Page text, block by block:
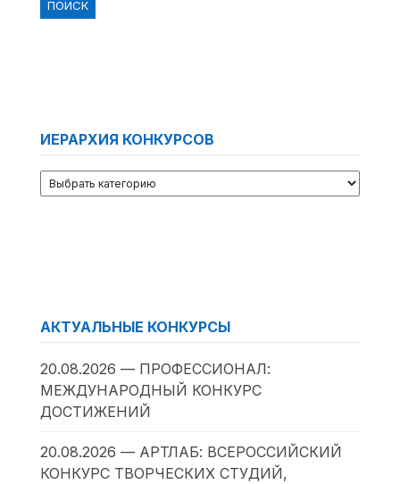
ИЕРАРХИЯ КОНКУРСОВ
АКТУАЛЬНЫЕ КОНКУРСЫ
20.08.2026 — ПРОФЕССИОНАЛ:
МЕЖДУНАРОДНЫЙ КОНКУРС
ДОСТИЖЕНИЙ
20.08.2026 — АРТЛАБ: ВСЕРОССИЙСКИЙ
КОНКУРС ТВОРЧЕСКИХ СТУДИЙ,